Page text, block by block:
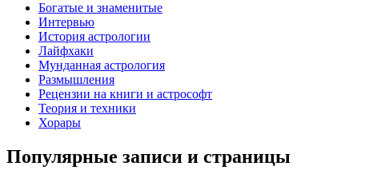
Богатые и знаменитые
Интервью
История астрологии
Лайфхаки
Мунданная астрология
Размышления
Рецензии на книги и астрософт
Теория и техники
Хорары
Популярные записи и страницы